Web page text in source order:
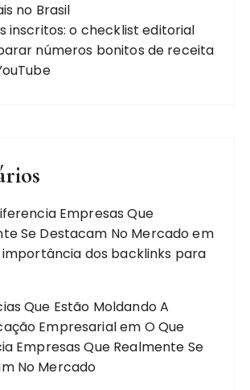
no Brasil
inscritos: o checklist editorial
números bonitos de receita
Empresas Que
Se Destacam No Mercadoem
importância dos backlinks para
Que Estão Moldando A
Empresarialem O Que
Empresas Que Realmente Se
No Mercado